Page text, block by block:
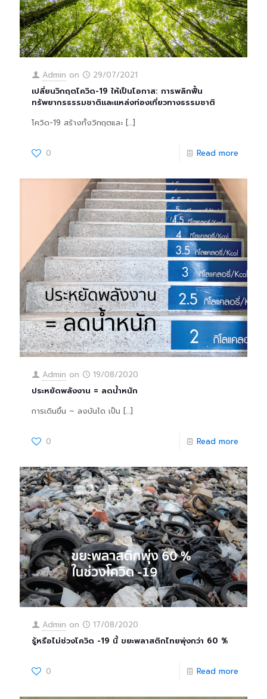
Admin on
29/07/2021
เปลี่ยนวิกฤตโควิด-19 ให้เป็นโอกาส: การพลิกฟื้น
ทรัพยากรธรรมชาติและแหล่งท่องเที่ยวทางธรรมชาติ
โควิด-19 สร้างทั้งวิกฤตและ […]
0 Read more
Admin on
19/08/2020
ประหยัดพลังงาน = ลดน้ำหนัก
การเดินขึ้น – ลงบันได เป็น […]
0 Read more
Admin on
17/08/2020
รู้หรือไม่ช่วงโควิด -19 นี้ ขยะพลาสติกไทยพุ่งกว่า 60 %
0 Read more